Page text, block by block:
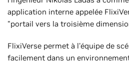
application interne appelée
"portail vers la troisième
FlixiVerse permet à l'équipe de
facilement dans un